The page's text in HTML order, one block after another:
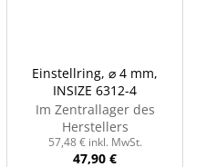
Einstellring, ⌀ 4 mm,
INSIZE 6312-4
Im Zentrallager des
Herstellers
57,48 € inkl. MwSt.
47,90 €